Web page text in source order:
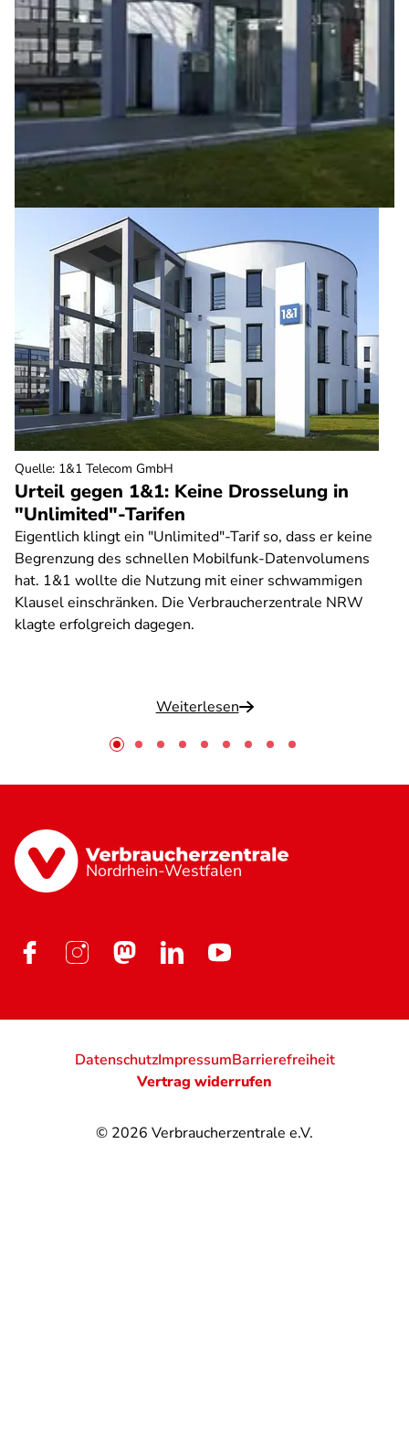
Urteil gegen 1&1: Keine Drosselung in
"Unlimited"-Tarifen
Eigentlich klingt ein "Unlimited"-Tarif so, dass er keine
Begrenzung des schnellen Mobilfunk-Datenvolumens
hat. 1&1 wollte die Nutzung mit einer schwammigen
Klausel einschränken. Die Verbraucherzentrale NRW
klagte erfolgreich dagegen.
Weiterlesen
Quelle: 1&1 Telecom GmbH
Nordrhein-Westfalen
© 2026 Verbraucherzentrale e.V.
DatenschutzImpressumBarrierefreiheit
Vertrag widerrufen